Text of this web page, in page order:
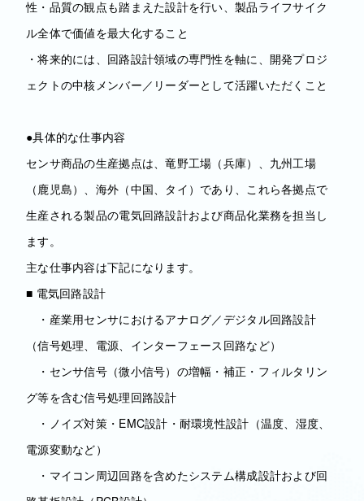
性・品質の観点も踏まえた設計を行い、製品ライフサイク
ル全体で価値を最大化すること
・将来的には、回路設計領域の専門性を軸に、開発プロジ
ェクトの中核メンバー／リーダーとして活躍いただくこと
●具体的な仕事内容
センサ商品の生産拠点は、竜野工場（兵庫）、九州工場
（鹿児島）、海外（中国、タイ）であり、これら各拠点で
生産される製品の電気回路設計および商品化業務を担当し
ます。
主な仕事内容は下記になります。
■ 電気回路設計
・産業用センサにおけるアナログ／デジタル回路設計
（信号処理、電源、インターフェース回路など）
・センサ信号（微小信号）の増幅・補正・フィルタリン
グ等を含む信号処理回路設計
・ノイズ対策・EMC設計・耐環境性設計（温度、湿度、
電源変動など）
・マイコン周辺回路を含めたシステム構成設計および回